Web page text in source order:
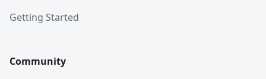
Getting Started
Community